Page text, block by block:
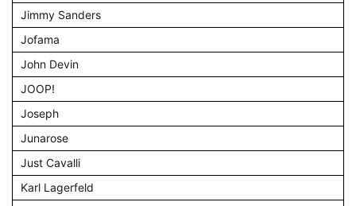
Jimmy Sanders
Jofama
John Devin
JOOP!
Joseph
Junarose
Just Cavalli
Karl Lagerfeld